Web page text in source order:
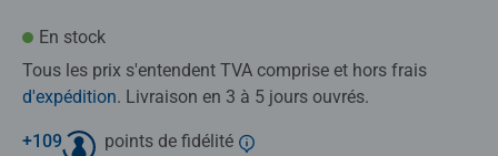
En stock
Tous les prix s'entendent TVA comprise et hors frais
d'expédition. Livraison en 3 à 5 jours ouvrés.
+109 points de fidélité